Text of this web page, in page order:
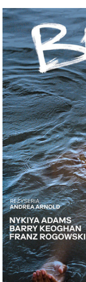
depicting a world of
individuals, and the
manipulation.
bieżąco.
Jeśli spodziewacie
trafiliście pod zły
własnych zasad, a
działał według
sceny kończą się bez
aktorstwo tworzą
chaosu i
nieustannie
outsider artu,
rodzaju
filmów „tak złych, że
Za kamerą i przed
legendarnego „The
jeden z
lata film urósł do
pokazów na całym
ekranizacji swojej
Wiseau stał się
postaci kina
pomylić z nikim
się na ekranie i
pokochali go fani na
inny by nie napisał,
i kino, którego nikt